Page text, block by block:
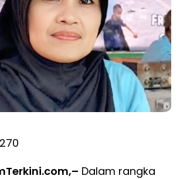
270
Dalam rangka